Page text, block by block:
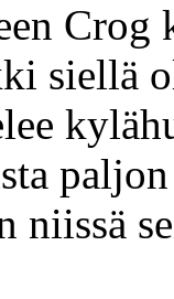
Crog
siellä
niissä